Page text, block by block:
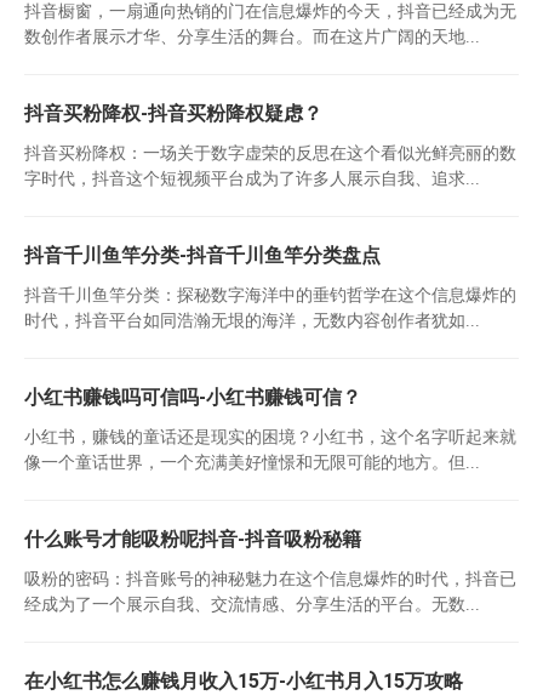
抖音橱窗，一扇通向热销的门在信息爆炸的今天，抖音已经成为无
数创作者展示才华、分享生活的舞台。而在这片广阔的天地...
抖音买粉降权-抖音买粉降权疑虑？
抖音买粉降权：一场关于数字虚荣的反思在这个看似光鲜亮丽的数
字时代，抖音这个短视频平台成为了许多人展示自我、追求...
抖音千川鱼竿分类-抖音千川鱼竿分类盘点
抖音千川鱼竿分类：探秘数字海洋中的垂钓哲学在这个信息爆炸的
时代，抖音平台如同浩瀚无垠的海洋，无数内容创作者犹如...
小红书赚钱吗可信吗-小红书赚钱可信？
小红书，赚钱的童话还是现实的困境？小红书，这个名字听起来就
像一个童话世界，一个充满美好憧憬和无限可能的地方。但...
什么账号才能吸粉呢抖音-抖音吸粉秘籍
吸粉的密码：抖音账号的神秘魅力在这个信息爆炸的时代，抖音已
经成为了一个展示自我、交流情感、分享生活的平台。无数...
在小红书怎么赚钱月收入15万-小红书月入15万攻略